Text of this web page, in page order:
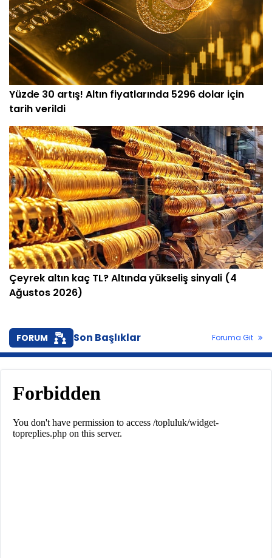
Yüzde 30 artış! Altın fiyatlarında 5296 dolar için
tarih verildi
Çeyrek altın kaç TL? Altında yükseliş sinyali (4
Ağustos 2026)
FORUM Son Başlıklar Foruma Git